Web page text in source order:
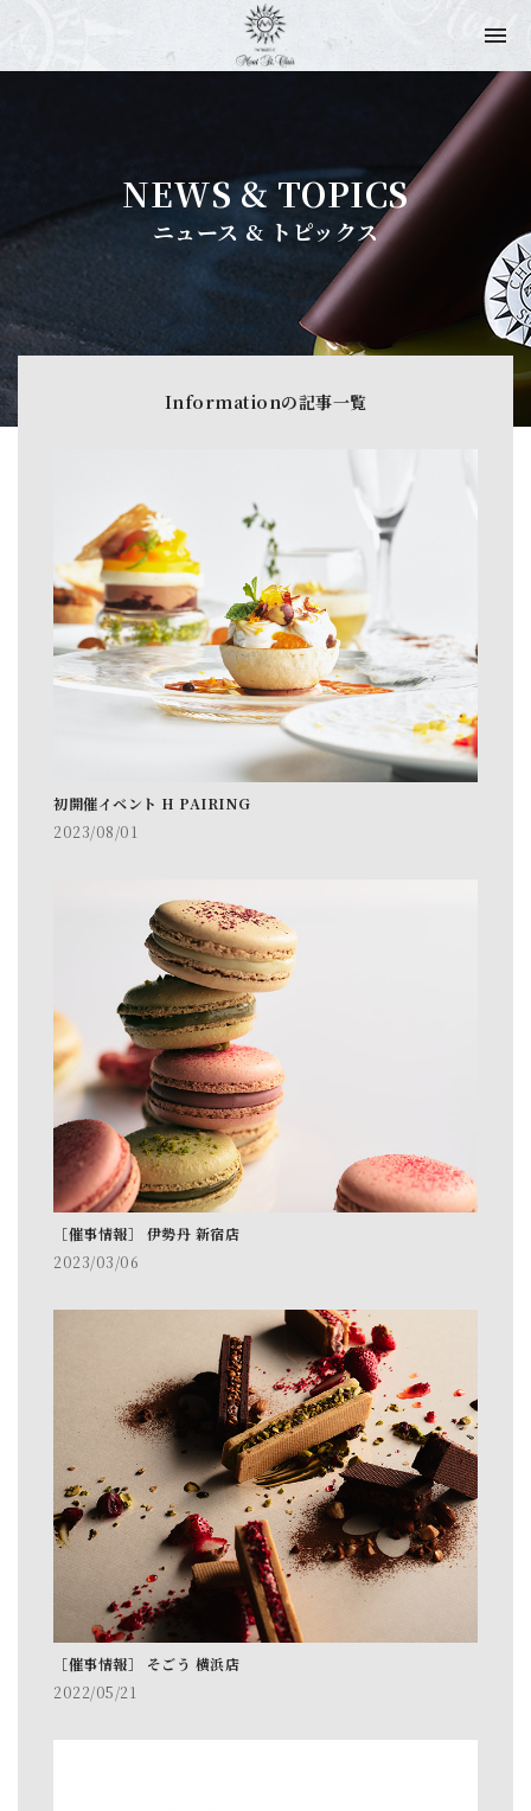
NEWS & TOPICS
ニュース & トピックス
Informationの記事一覧
初開催イベント H PAIRING
2023/08/01
［催事情報］ 伊勢丹 新宿店
2023/03/06
［催事情報］ そごう 横浜店
2022/05/21